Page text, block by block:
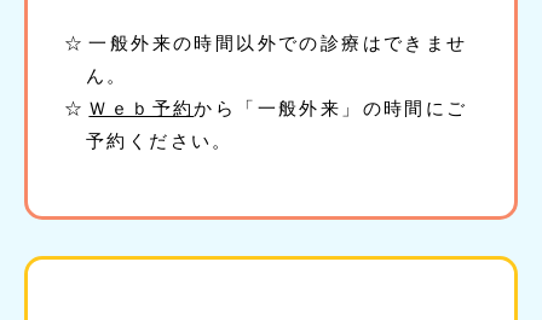
一般外来の時間以外での診療はできませ
ん。
Ｗｅｂ予約から「一般外来」の時間にご
予約ください。